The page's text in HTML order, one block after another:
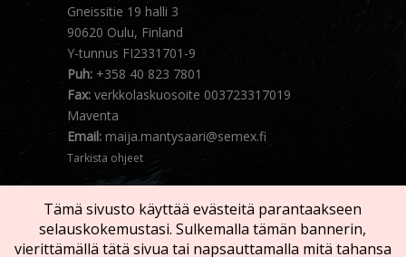
Gneissitie 19 halli 3
90620 Oulu, Finland
Y-tunnus FI2331701-9
Puh: +358 40 823 7801
Fax: verkkolaskuosoite 003723317019
Maventa
Email: maija.mantysaari@semex.fi
Tarkista ohjeet
Tämä sivusto käyttää evästeitä parantaakseen
selauskokemustasi. Sulkemalla tämän bannerin,
vierittämällä tätä sivua tai napsauttamalla mitä tahansa